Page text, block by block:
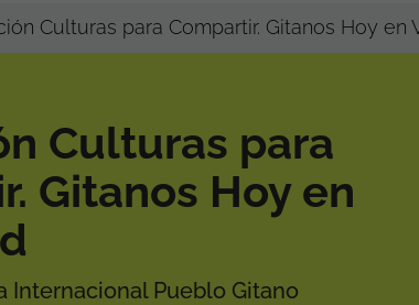
Culturas para Compartir. Gitanos Hoy en
Culturas para
Gitanos Hoy en
Internacional Pueblo Gitano